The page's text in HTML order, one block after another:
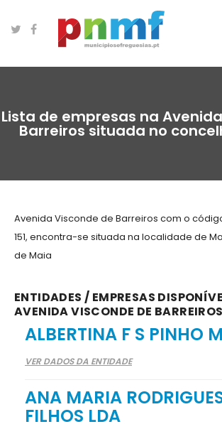
Lista de empresas na
Barreiros situada no
Avenida Visconde de Barreiros com o
151, encontra-se situada na localidade de
de Maia
ENTIDADES / EMPRESAS
AVENIDA VISCONDE DE BARREIROS
ALBERTINA F S PINHO
VER DADOS DA ENTIDADE
ANA MARIA
FILHOS LDA